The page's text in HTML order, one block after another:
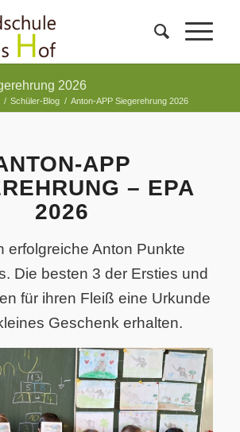
2026
/ Schüler-Blog / Anton-APP Siegerehrung 2026
APP
– EPA
2026
erfolgreiche Anton Punkte
Die besten 3 der Ersties und
für ihren Fleiß eine Urkunde
Geschenk erhalten.